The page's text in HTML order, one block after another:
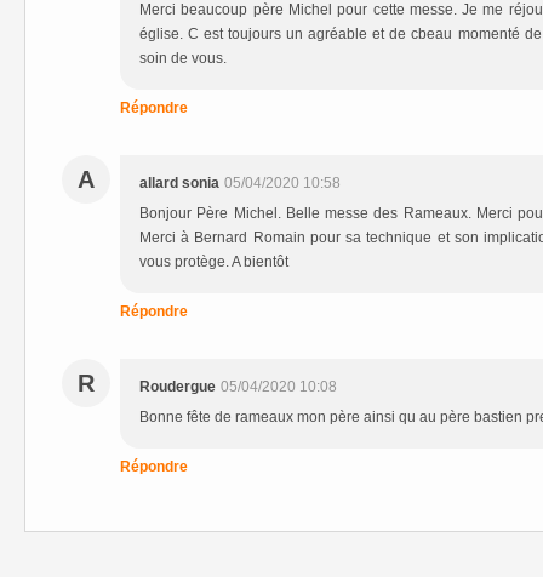
Merci beaucoup père Michel pour cette messe. Je me
église. C est toujours un agréable et de cbeau momenté
soin de vous.
Répondre
A allard sonia 05/04/2020 10:58
Bonjour Père Michel. Belle messe des Rameaux. Merci
Merci à Bernard Romain pour sa technique et son
vous protège. A bientôt
Répondre
R Roudergue 05/04/2020 10:08
Bonne fête de rameaux mon père ainsi qu au père bastien
Répondre